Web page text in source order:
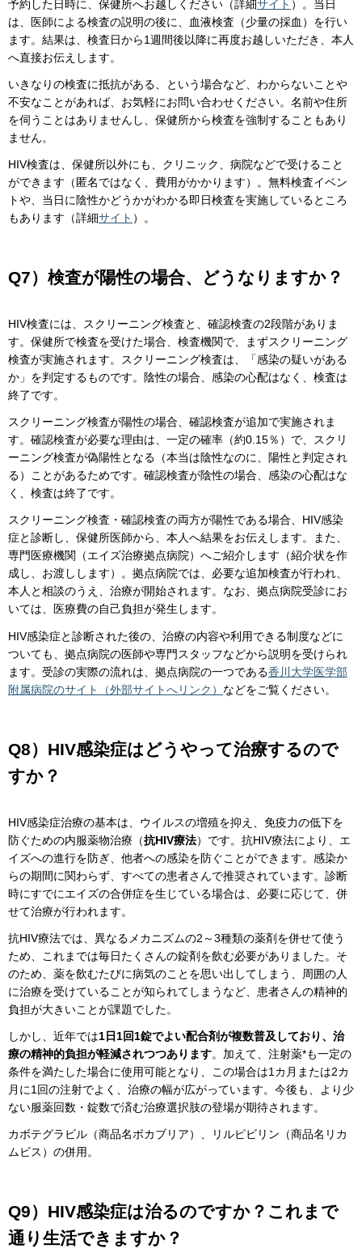
予約した日時に、保健所へお越しください（詳細サイト ）。当日
は、医師による検査の説明の後に、血液検査（少量の採血）を行い
ます。結果は、検査日から1週間後以降に再度お越しいただき、本人
へ直接お伝えします。
いきなりの検査に抵抗がある、という場合など、わからないことや
不安なことがあれば、お気軽にお問い合わせください。名前や住所
を伺うことはありませんし、保健所から検査を強制することもあり
ません。
HIV検査は、保健所以外にも、クリニック、病院などで受けること
ができます（匿名ではなく、費用がかかります）。無料検査イベン
トや、当日に陰性かどうかがわかる即日検査を実施しているところ
もあります（詳細サイト ）。
Q7）検査が陽性の場合、どうなりますか？
HIV検査には、スクリーニング検査と、確認検査の2段階がありま
す。保健所で検査を受けた場合、検査機関で、まずスクリーニング
検査が実施されます。スクリーニング検査は、「感染の疑いがある
か」を判定するものです。陰性の場合、感染の心配はなく、検査は
終了です。
スクリーニング検査が陽性の場合、確認検査が追加で実施されま
す。確認検査が必要な理由は、一定の確率（約0.15％）で、スクリ
ーニング検査が偽陽性となる（本当は陰性なのに、陽性と判定され
る）ことがあるためです。確認検査が陰性の場合、感染の心配はな
く、検査は終了です。
スクリーニング検査・確認検査の両方が陽性である場合、HIV感染
症と診断し、保健所医師から、本人へ結果をお伝えします。また、
専門医療機関（エイズ治療拠点病院）へご紹介します（紹介状を作
成し、お渡しします）。拠点病院では、必要な追加検査が行われ、
本人と相談のうえ、治療が開始されます。なお、拠点病院受診にお
いては、医療費の自己負担が発生します。
HIV感染症と診断された後の、治療の内容や利用できる制度などに
ついても、拠点病院の医師や専門スタッフなどから説明を受けられ
ます。受診の実際の流れは、拠点病院の一つである香川大学医学部
附属病院のサイト（外部サイトへリンク） などをご覧ください。
Q8）HIV感染症はどうやって治療するので
すか？
HIV感染症治療の基本は、ウイルスの増殖を抑え、免疫力の低下を
防ぐための内服薬物治療（抗HIV療法）です。抗HIV療法により、エ
イズへの進行を防ぎ、他者への感染を防ぐことができます。感染か
らの期間に関わらず、すべての患者さんで推奨されています。診断
時にすでにエイズの合併症を生じている場合は、必要に応じて、併
せて治療が行われます。
抗HIV療法では、異なるメカニズムの2～3種類の薬剤を併せて使う
ため、これまでは毎日たくさんの錠剤を飲む必要がありました。そ
のため、薬を飲むたびに病気のことを思い出してしまう、周囲の人
に治療を受けていることが知られてしまうなど、患者さんの精神的
負担が大きいことが課題でした。
しかし、近年では1日1回1錠でよい配合剤が複数普及しており、治
療の精神的負担が軽減されつつあります。加えて、注射薬*も一定の
条件を満たした場合に使用可能となり、この場合は1カ月または2カ
月に1回の注射でよく、治療の幅が広がっています。今後も、より少
ない服薬回数・錠数で済む治療選択肢の登場が期待されます。
カボテグラビル（商品名ボカブリア）、リルピビリン（商品名リカ
ムビス）の併用。
Q9）HIV感染症は治るのですか？これまで
通り生活できますか？